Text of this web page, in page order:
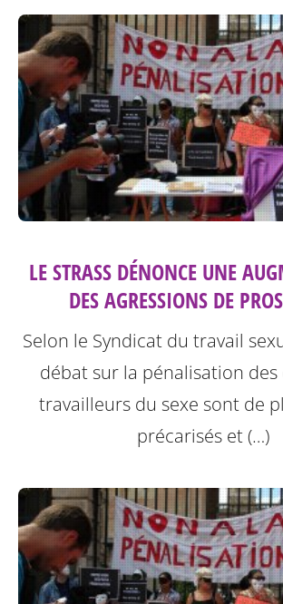
LE STRASS DÉNONCE UNE
DES AGRESSIONS DE
Selon le Syndicat du travail
débat sur la pénalisation des
travailleurs du sexe sont de
précarisés et (…)